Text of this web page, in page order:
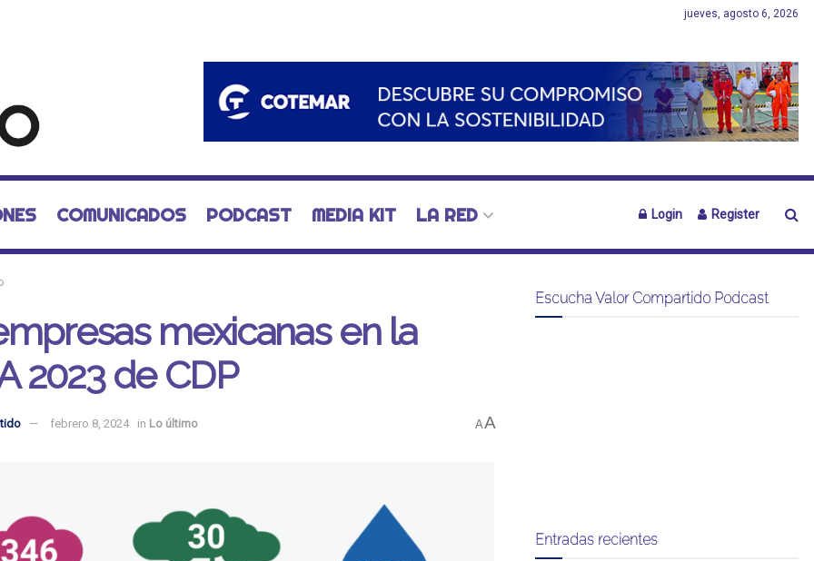
jueves, agosto 6, 2026
COMUNICADOS PODCAST MEDIA KIT LA RED Login Register
mexicanas en la
2023 de CDP
febrero 8, 2024 in Lo último AA
Escucha Valor Compartido Podcast
Entradas recientes